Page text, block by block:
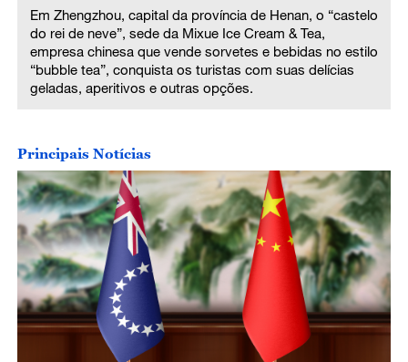
Em Zhengzhou, capital da província de Henan, o “castelo
do rei de neve”, sede da Mixue Ice Cream & Tea,
empresa chinesa que vende sorvetes e bebidas no estilo
“bubble tea”, conquista os turistas com suas delícias
geladas, aperitivos e outras opções.
Principais Notícias